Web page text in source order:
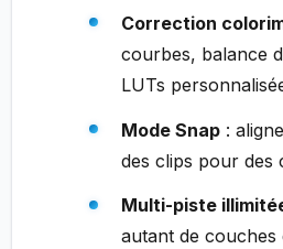
Correction
courbes, balance
LUTs
Mode Snap:
des clips pour des
Multi-piste
autant de couches